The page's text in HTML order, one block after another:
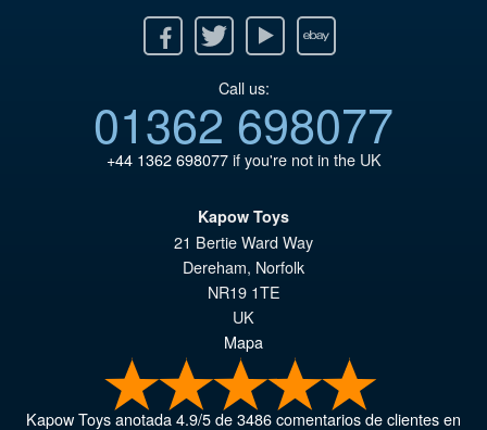
Twitter Youtube Ebay
Call us:
01362 698077
+44 1362 698077if you're not in the UK
Kapow Toys
21 Bertie Ward Way
Dereham, Norfolk
NR19 1TE
UK
Mapa
Kapow Toysanotada4.9/5de3486comentarios de clientes en